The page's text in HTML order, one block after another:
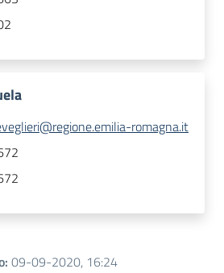
romagna.it
: 09-09-2020, 16:24